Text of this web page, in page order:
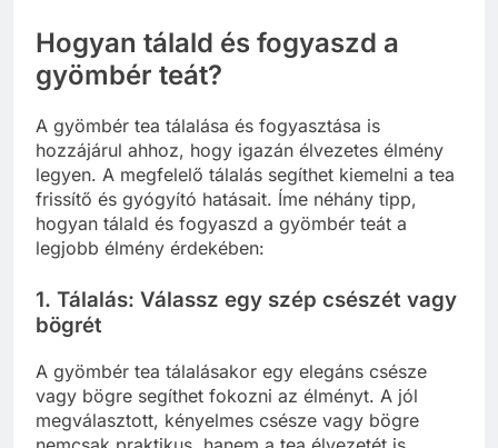
Hogyan tálald és fogyaszd a
gyömbér teát?
A gyömbér tea tálalása és fogyasztása is
hozzájárul ahhoz, hogy igazán élvezetes élmény
legyen. A megfelelő tálalás segíthet kiemelni a tea
frissítő és gyógyító hatásait. Íme néhány tipp,
hogyan tálald és fogyaszd a gyömbér teát a
legjobb élmény érdekében:
1. Tálalás: Válassz egy szép csészét vagy
bögrét
A gyömbér tea tálalásakor egy elegáns csésze
vagy bögre segíthet fokozni az élményt. A jól
megválasztott, kényelmes csésze vagy bögre